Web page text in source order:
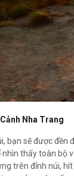
Nha Trang
bạn sẽ được
nhìn thấy toàn bộ
trên đỉnh núi,